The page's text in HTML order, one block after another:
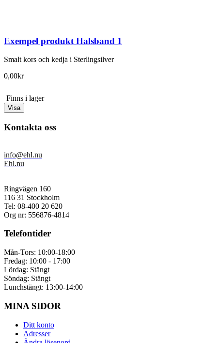
Exempel produkt Halsband 1
Smalt kors och kedja i Sterlingsilver
0,00kr
Finns i lager
Visa
Kontakta oss
info@ehl.nu
Ehl.nu
Ringvägen 160
116 31 Stockholm
Tel: 08-400 20 620
Org nr: 556876-4814
Telefontider
Mån-Tors: 10:00-18:00
Fredag: 10:00 - 17:00
Lördag: Stängt
Söndag: Stängt
Lunchstängt: 13:00-14:00
MINA SIDOR
Ditt konto
Adresser